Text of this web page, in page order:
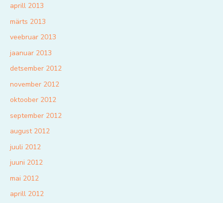
aprill 2013
märts 2013
veebruar 2013
jaanuar 2013
detsember 2012
november 2012
oktoober 2012
september 2012
august 2012
juuli 2012
juuni 2012
mai 2012
aprill 2012